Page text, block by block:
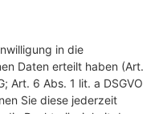
in die
Daten erteilt haben (Art.
Art. 6 Abs. 1 lit. a DSGVO
Sie diese jederzeit